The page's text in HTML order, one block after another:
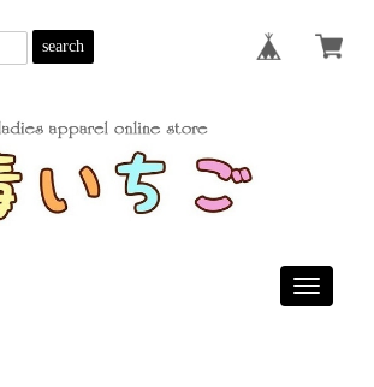
search
Toggle